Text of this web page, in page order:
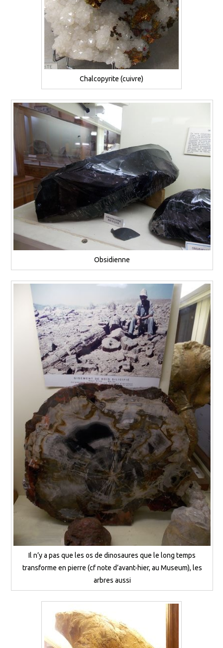
Chalcopyrite (cuivre)
Obsidienne
Il n’y a pas que les os de dinosaures que le long temps
transforme en pierre (cf note d’avant-hier, au Museum), les
arbres aussi